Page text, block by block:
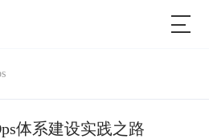
体系建设实践之路